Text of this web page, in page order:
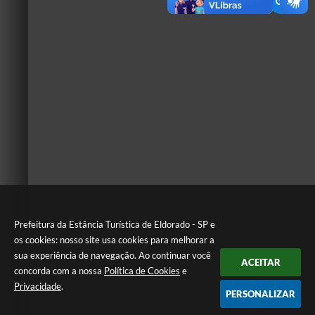
Prefeitura da Estância Turística de Eldorado - SP e
os cookies: nosso site usa cookies para melhorar a
sua experiência de navegação. Ao continuar você
concorda com a nossa Política de Cookies e
Privacidade.
ACEITAR
PERSONALIZAR